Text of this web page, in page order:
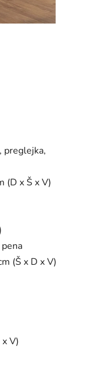
preglejka,
(D x Š x V)
(Š x D x V)
V)